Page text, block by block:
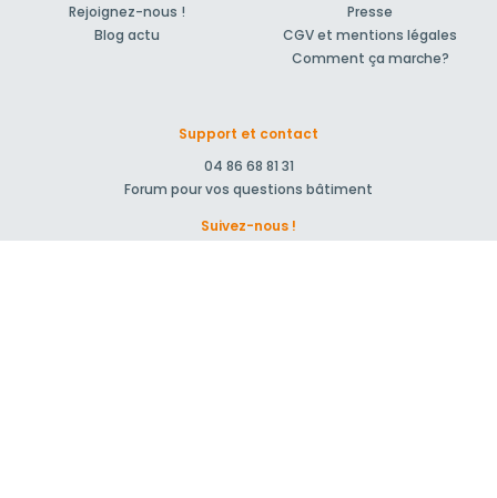
Rejoignez-nous !
Blog actu
Presse
CGV et mentions légales
Comment ça marche?
Support et contact
04 86 68 81 31
Forum pour vos questions bâtiment
Suivez-nous !